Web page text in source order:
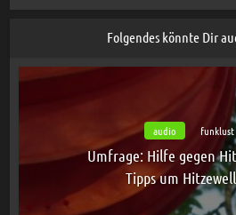
Folgendes könnte Dir
audio funklust
Umfrage: Hilfe gegen
Tipps um